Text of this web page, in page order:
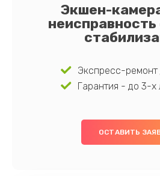
Экшен-
Экспресс-ремонт
Гарантия - до 3-х
ОСТАВИТЬ